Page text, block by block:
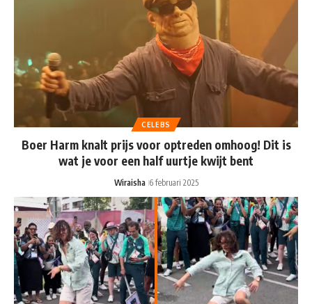
CELEBS
Boer Harm knalt prijs voor optreden omhoog! Dit is
wat je voor een half uurtje kwijt bent
Wiraisha 6 februari 2025